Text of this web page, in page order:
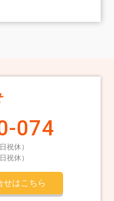
074
祝休）
祝休）
せはこちら